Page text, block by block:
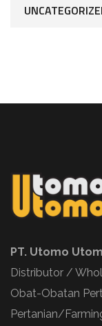
PT. Utomo
Distributor /
Obat-Obatan
Pertanian/